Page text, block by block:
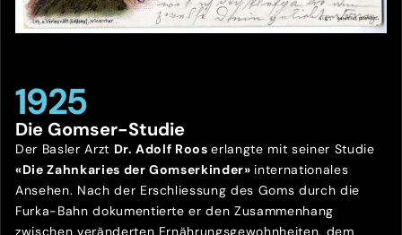
1925
Die Gomser-Studie
Der Basler Arzt Dr. Adolf Rooserlangte mit seiner Studie
«Die Zahnkaries der Gomserkinder» internationales
Ansehen. Nach der Erschliessung des Goms durch die
Furka-Bahn dokumentierte er den Zusammenhang
zwischen veränderten Ernährungsgewohnheiten, dem